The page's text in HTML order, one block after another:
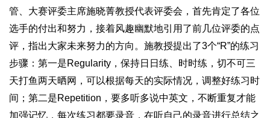
管、大赛评委主席施晓菁教授代表评委会，首先肯定了各位
选手的付出和努力，接着风趣幽默地引用了前几位评委的点
评，指出大家未来努力的方向。施教授提出了3个“R”的练习
步骤：第一是Regularity，保持日日练、时时练，切不可三
天打鱼两天晒网，可以根据每天的实际情况，调整好练习时
间；第二是Repetition，要多听多说中英文，不断重复才能
加强记忆，每次练习都要录音，在听自己的录音进行总结之